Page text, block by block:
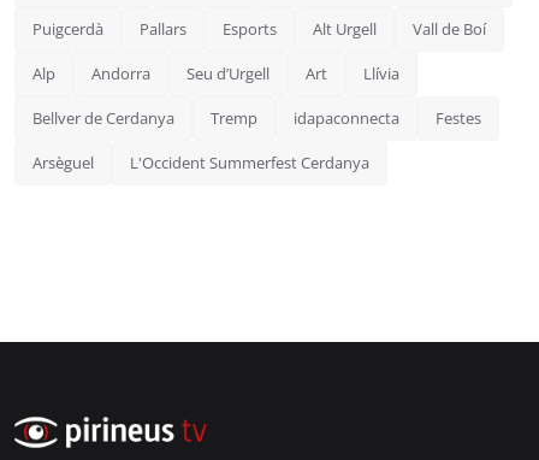
Puigcerdà Pallars Esports Alt Urgell Vall de Boí
Alp Andorra Seu d’Urgell Art Llívia
Bellver de Cerdanya Tremp idapaconnecta Festes
Arsèguel L'Occident Summerfest Cerdanya